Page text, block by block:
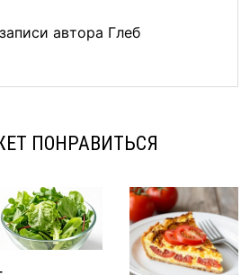
автора Глеб
ПОНРАВИТЬСЯ